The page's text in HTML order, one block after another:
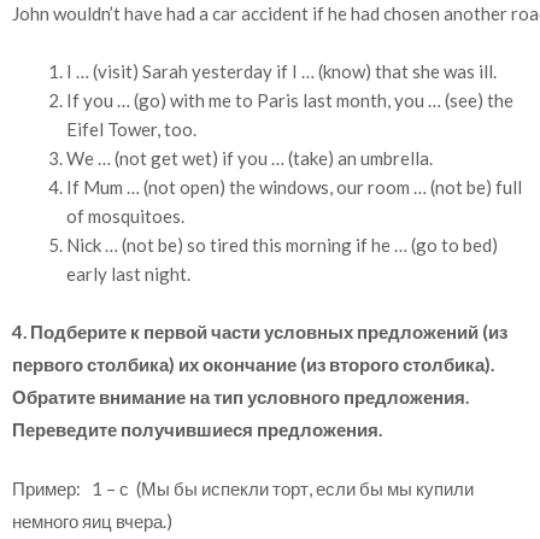
John wouldn’t have had a car accident if he had chosen another
I … (visit) Sarah yesterday if I … (know) that she was ill.
If you … (go) with me to Paris last month, you … (see) the
Eifel Tower, too.
We … (not get wet) if you … (take) an umbrella.
If Mum … (not open) the windows, our room … (not be) full
of mosquitoes.
Nick … (not be) so tired this morning if he … (go to bed)
early last night.
4. Подберите к первой части условных предложений (из
первого столбика) их окончание (из второго столбика).
Обратите внимание на тип условного предложения.
Переведите получившиеся предложения.
Пример: 1 – с (Мы бы испекли торт, если бы мы купили
немного яиц вчера.)